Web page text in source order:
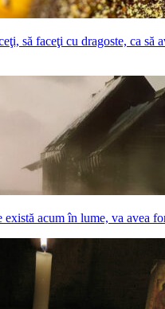
să faceţi cu dragoste, ca să
există acum în lume, va avea